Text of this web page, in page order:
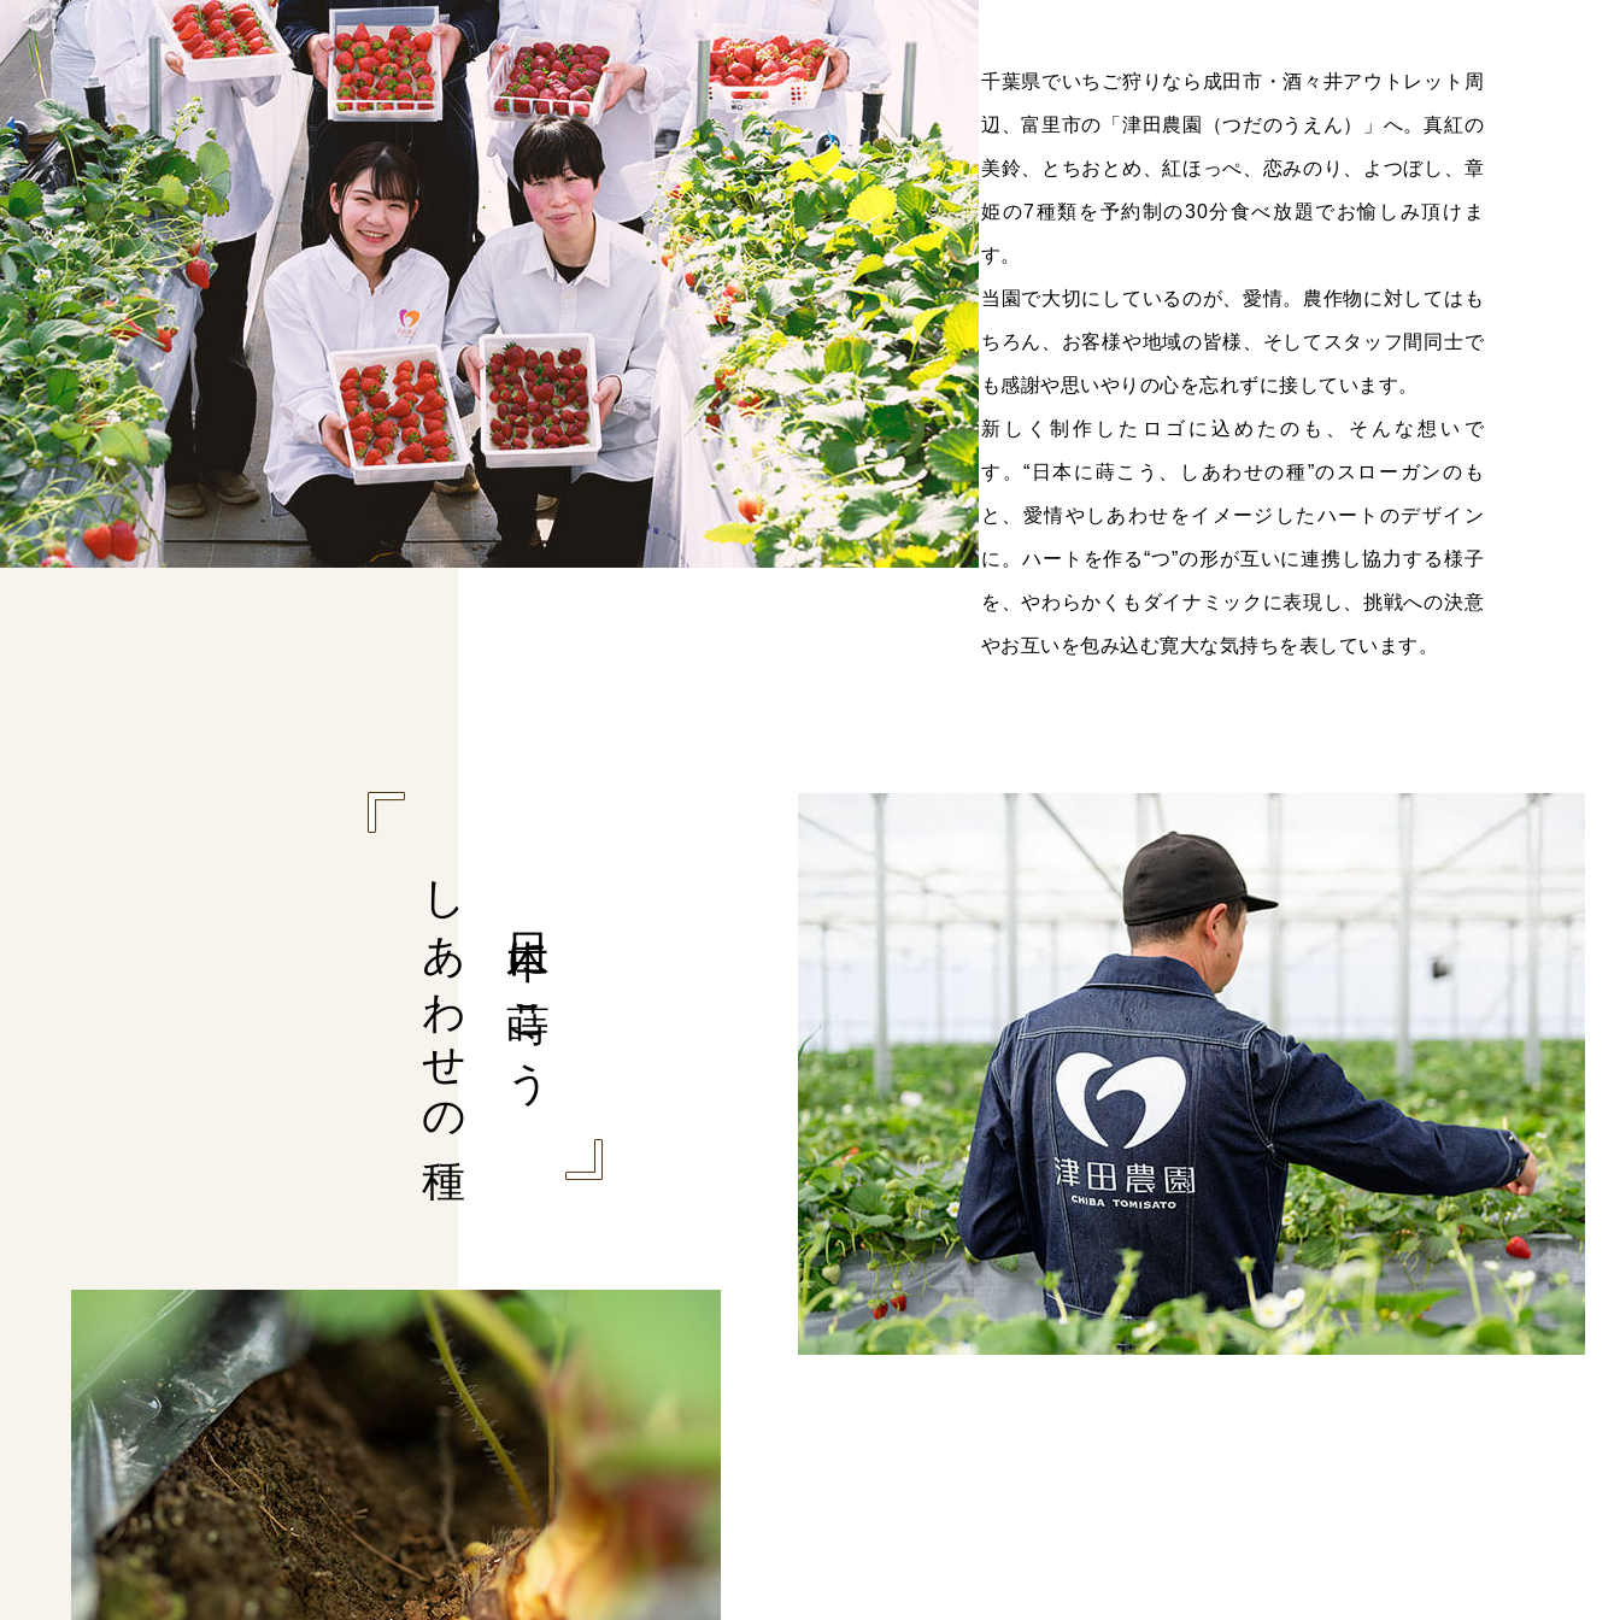
千葉県でいちご狩りなら成田市・酒々井アウトレット周
辺、富里市の「津田農園（つだのうえん）」へ。真紅の
美鈴、とちおとめ、紅ほっぺ、恋みのり、よつぼし、章
姫の7種類を予約制の30分食べ放題でお愉しみ頂けま
す。
当園で大切にしているのが、愛情。農作物に対してはも
ちろん、お客様や地域の皆様、そしてスタッフ間同士で
も感謝や思いやりの心を忘れずに接しています。
新しく制作したロゴに込めたのも、そんな想いで
す。“日本に蒔こう、しあわせの種”のスローガンのも
と、愛情やしあわせをイメージしたハートのデザイン
に。ハートを作る“つ”の形が互いに連携し協力する様子
を、やわらかくもダイナミックに表現し、挑戦への決意
やお互いを包み込む寛大な気持ちを表しています。
日本に蒔こう
しあわせの種